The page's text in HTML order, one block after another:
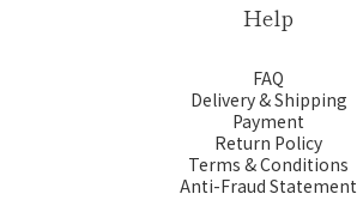
Help
FAQ
Delivery & Shipping
Payment
Return Policy
Terms & Conditions
Anti-Fraud Statement